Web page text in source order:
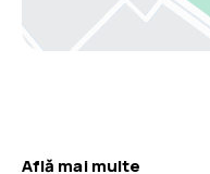
Află mai multe